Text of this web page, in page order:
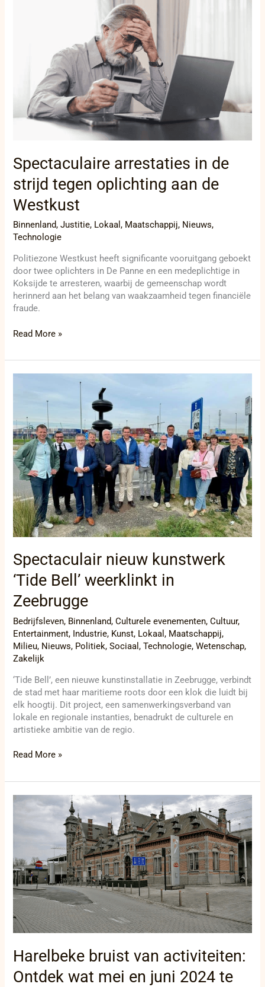
Spectaculaire arrestaties in de
strijd tegen oplichting aan de
Westkust
Binnenland,Justitie, Lokaal, Maatschappij, Nieuws,
Technologie
Politiezone Westkust heeft significante vooruitgang geboekt
door twee oplichters in De Panne en een medeplichtige in
Koksijde te arresteren, waarbij de gemeenschap wordt
herinnerd aan het belang van waakzaamheid tegen financiële
fraude.
oplichting
Westkust
Read More »
Spectaculair nieuw kunstwerk
‘Tide Bell’ weerklinkt in
Zeebrugge
Bedrijfsleven, Binnenland,Culturele evenementen,Cultuur,
Entertainment, Industrie, Kunst, Lokaal, Maatschappij,
Milieu, Nieuws, Politiek,Sociaal,Technologie,Wetenschap,
Zakelijk
‘Tide Bell’, een nieuwe kunstinstallatie in Zeebrugge, verbindt
de stad met haar maritieme roots door een klok die luidt bij
elk hoogtij. Dit project, een samenwerkingsverband van
lokale en regionale instanties, benadrukt de culturele en
artistieke ambitie van de regio.
kunstwerk
‘Tide
Bell’
weerklinkt
in
Zeebrugge
Read More »
Harelbeke bruist van activiteiten:
Ontdek wat mei en juni 2024 te
Harelbeke
activiteiten:
wat
mei
en
juni
2024
te
hebben